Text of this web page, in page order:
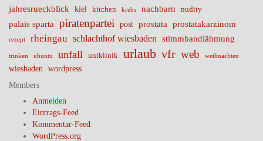
jahresrueckblick kiel kitchen krebs nachbarn nudity
palais sparta piratenpartei post prostata prostatakarzinom
rezept rheingau schlachthof wiesbaden stimmbandlähmung
trinken ubuntu unfall uniklinik urlaub vfr web weihnachten
wiesbaden
wordpress
Members
Anmelden
Eintrags-Feed
Kommentar-Feed
WordPress.org